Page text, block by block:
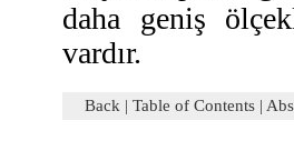
daha geniş
vardır.
Back | Table of Contents |